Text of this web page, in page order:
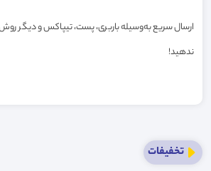
ارسال سریع به‌وسیله باربری، پست، تیپاکس و دیگر
ندهید!
تخفیفات